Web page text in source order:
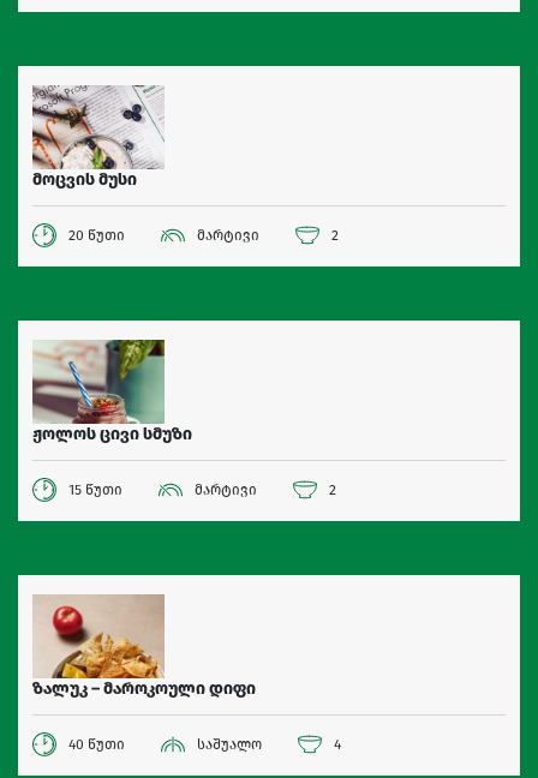
მოცვის მუსი
20 წუთი მარტივი 2
ჟოლოს ცივი სმუზი
15 წუთი მარტივი 2
ზალუკ – მაროკოული დიფი
40 წუთი საშუალო 4